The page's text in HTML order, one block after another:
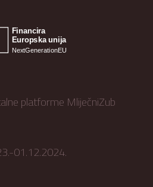
platforme MliječniZub
01.12.2024.